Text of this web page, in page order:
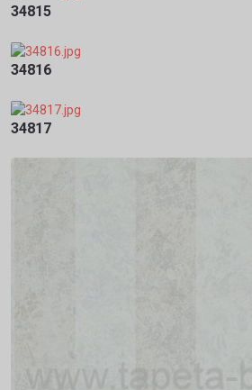
34815
34816
34817